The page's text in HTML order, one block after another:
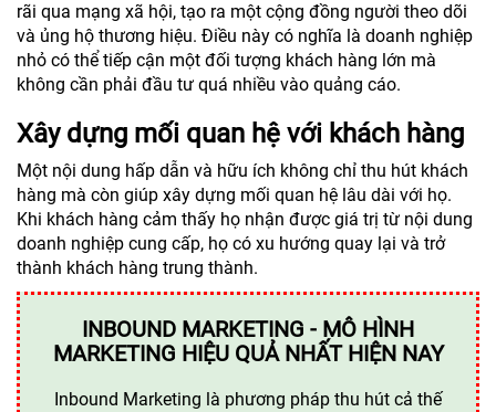
rãi qua mạng xã hội, tạo ra một cộng đồng người theo dõi
và ủng hộ thương hiệu. Điều này có nghĩa là doanh nghiệp
nhỏ có thể tiếp cận một đối tượng khách hàng lớn mà
không cần phải đầu tư quá nhiều vào quảng cáo.
Xây dựng mối quan hệ với khách hàng
Một nội dung hấp dẫn và hữu ích không chỉ thu hút khách
hàng mà còn giúp xây dựng mối quan hệ lâu dài với họ.
Khi khách hàng cảm thấy họ nhận được giá trị từ nội dung
doanh nghiệp cung cấp, họ có xu hướng quay lại và trở
thành khách hàng trung thành.
INBOUND MARKETING - MÔ HÌNH
MARKETING HIỆU QUẢ NHẤT HIỆN NAY
Inbound Marketing là phương pháp thu hút cả thế